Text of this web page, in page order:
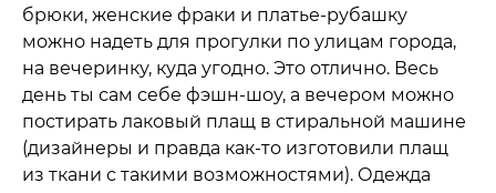
брюки, женские фраки и платье-рубашку
можно надеть для прогулки по улицам города,
на вечеринку, куда угодно. Это отлично. Весь
день ты сам себе фэшн-шоу, а вечером можно
постирать лаковый плащ в стиральной машине
(дизайнеры и правда как-то изготовили плащ
из ткани с такими возможностями). Одежда